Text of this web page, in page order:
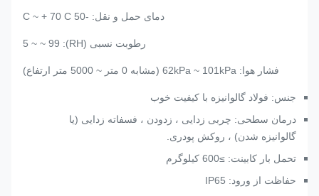
دمای حمل و نقل: -50 C ~ + 70 C
رطوبت نسبی (RH): 5 ~ ~ 99
فشار هوا: 62kPa ~ 101kPa (مشابه 0 متر ~ 5000 متر ارتفاع)
جنس: فولاد گالوانیزه با کیفیت خوب
درمان سطحی: چربی زدایی ، زدودن ، فسفاته زدایی (یا
گالوانیزه شدن) ، روکش پودری.
تحمل بار کابینت: ≥600 کیلوگرم
حفاظت از ورود: IP65